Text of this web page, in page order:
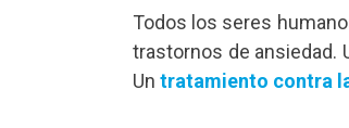
Todos los seres
trastornos de ansiedad.
Un tratamiento contra